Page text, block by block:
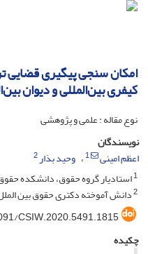
امکان سنجی پیگیری قضایی
کیفری بین‌المللی و دیوان
نوع مقاله : علمی و پژوهشی
نویسندگان
اعظم امینی
1 وحید بذار2
1استادیار گروه حقوق، دانشکده
2دانش آموخته دکتری حقوق بین
CSIW.2020.5491.1815
چکیده